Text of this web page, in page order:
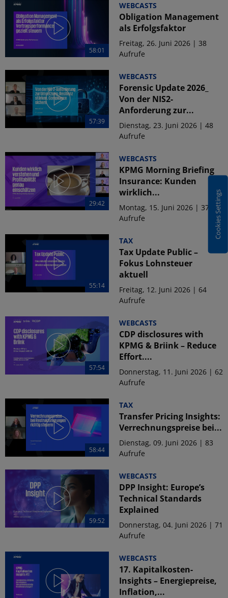
58:01
WEBCASTS
Obligation Management
als Erfolgsfaktor
Freitag, 26. Juni 2026 | 38
Aufrufe
57:39
WEBCASTS
Forensic Update 2026_
Von der NIS2-
Anforderung zur...
Dienstag, 23. Juni 2026 | 48
Aufrufe
29:42
WEBCASTS
KPMG Morning Briefing
Insurance: Kunden
wirklich...
Montag, 15. Juni 2026 | 37
Aufrufe
55:14
TAX
Tax Update Public –
Fokus Lohnsteuer
aktuell
Freitag, 12. Juni 2026 | 64
Aufrufe
57:54
WEBCASTS
CDP disclosures with
KPMG & Briink – Reduce
Effort....
Donnerstag, 11. Juni 2026 | 62
Aufrufe
58:44
TAX
Transfer Pricing Insights:
Verrechnungspreise bei...
Dienstag, 09. Juni 2026 | 83
Aufrufe
59:52
WEBCASTS
DPP Insight: Europe’s
Technical Standards
Explained
Donnerstag, 04. Juni 2026 | 71
Aufrufe
WEBCASTS
17. Kapitalkosten-
Insights – Energiepreise,
Inflation,...
Cookies Settings